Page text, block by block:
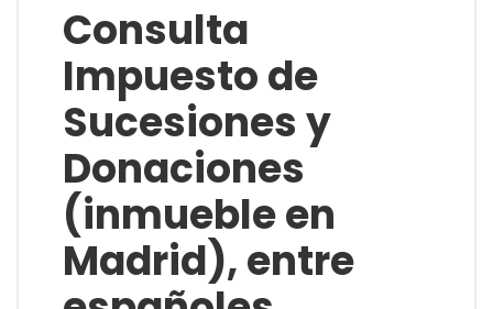
Consulta
Impuesto de
Sucesiones y
Donaciones
(inmueble en
Madrid), entre